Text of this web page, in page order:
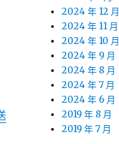
2024 年 12 月
2024 年 11 月
2024 年 10 月
2024 年 9 月
2024 年 8 月
2024 年 7 月
2024 年 6 月
2019 年 8 月
2019 年 7 月